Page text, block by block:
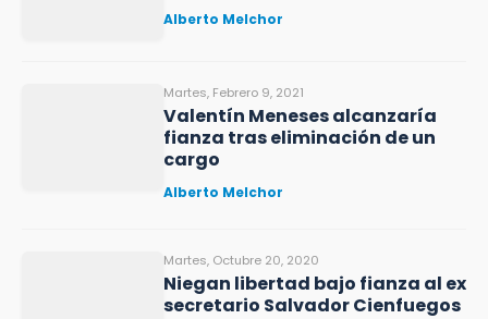
Alberto Melchor
Martes, Febrero 9, 2021
Valentín Meneses alcanzaría
fianza tras eliminación de un
cargo
Alberto Melchor
Martes, Octubre 20, 2020
Niegan libertad bajo fianza al ex
secretario Salvador Cienfuegos